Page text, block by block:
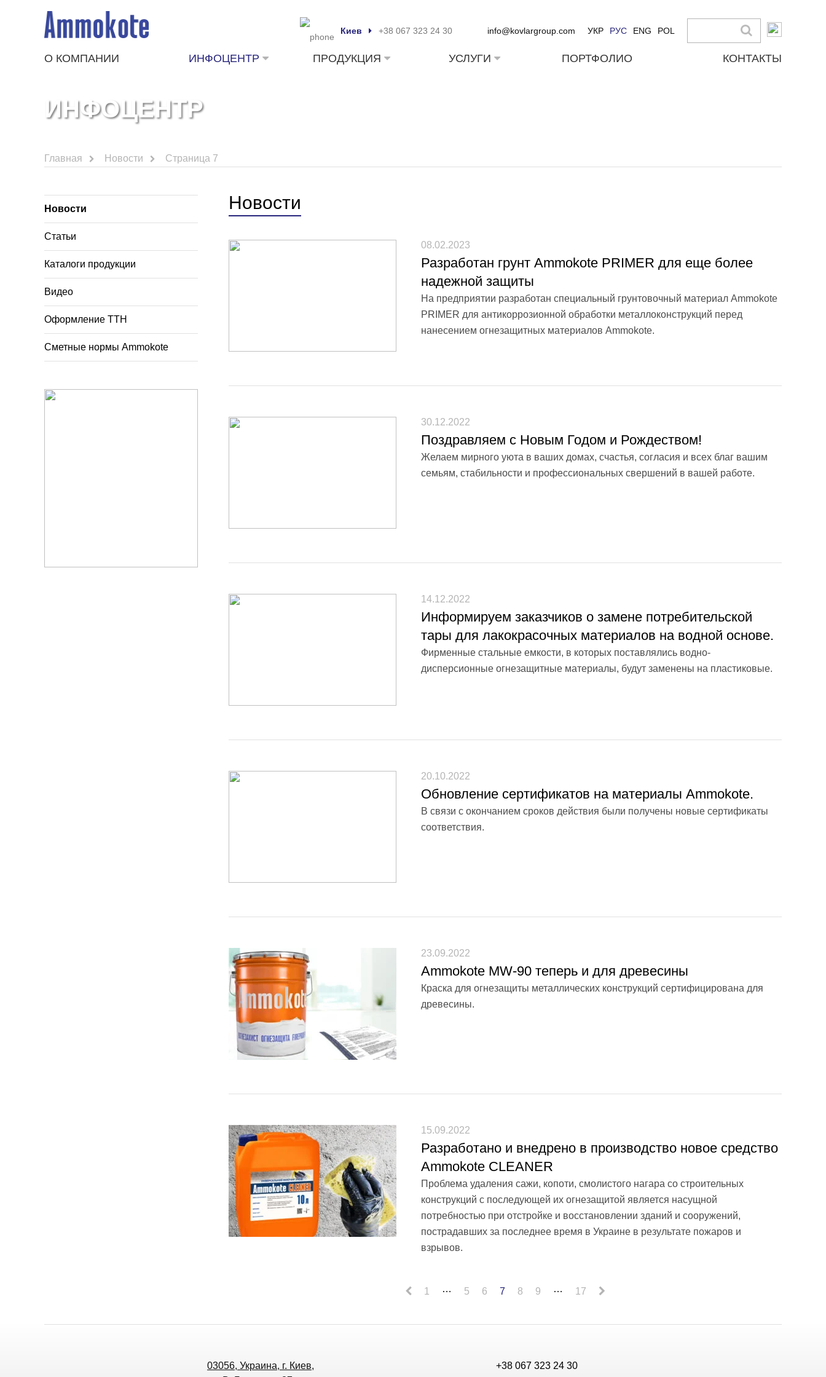
Киев +38 067 323 24 30 info@kovlargroup.com УКР РУС ENG POL
О КОМПАНИИ ИНФОЦЕНТР ПРОДУКЦИЯ УСЛУГИ ПОРТФОЛИО КОНТАКТЫ
ИНФОЦЕНТР
Главная Новости Страница 7
Новости
Статьи
Каталоги продукции
Видео
Оформление ТТН
Сметные нормы Ammokote
Новости
08.02.2023
Разработан грунт Ammokote PRIMER для еще более
надежной защиты
На предприятии разработан специальный грунтовочный материал Ammokote
PRIMER для антикоррозионной обработки металлоконструкций перед
нанесением огнезащитных материалов Ammokote.
30.12.2022
Поздравляем с Новым Годом и Рождеством!
Желаем мирного уюта в ваших домах, счастья, согласия и всех благ вашим
семьям, стабильности и профессиональных свершений в вашей работе.
14.12.2022
Информируем заказчиков о замене потребительской
тары для лакокрасочных материалов на водной основе.
Фирменные стальные емкости, в которых поставлялись водно-
дисперсионные огнезащитные материалы, будут заменены на пластиковые.
20.10.2022
Обновление сертификатов на материалы Ammokote.
В связи с окончанием сроков действия были получены новые сертификаты
соответствия.
23.09.2022
Ammokote MW-90 теперь и для древесины
Краска для огнезащиты металлических конструкций сертифицирована для
древесины.
15.09.2022
Разработано и внедрено в производство новое средство
Ammokote CLEANER
Проблема удаления сажи, копоти, смолистого нагара со строительных
конструкций с последующей их огнезащитой является насущной
потребностью при отстройке и восстановлении зданий и сооружений,
пострадавших за последнее время в Украине в результате пожаров и
взрывов.
1 … 5 6 7 8 9 … 17
03056, Украина, г. Киев,
+38 067 323 24 30